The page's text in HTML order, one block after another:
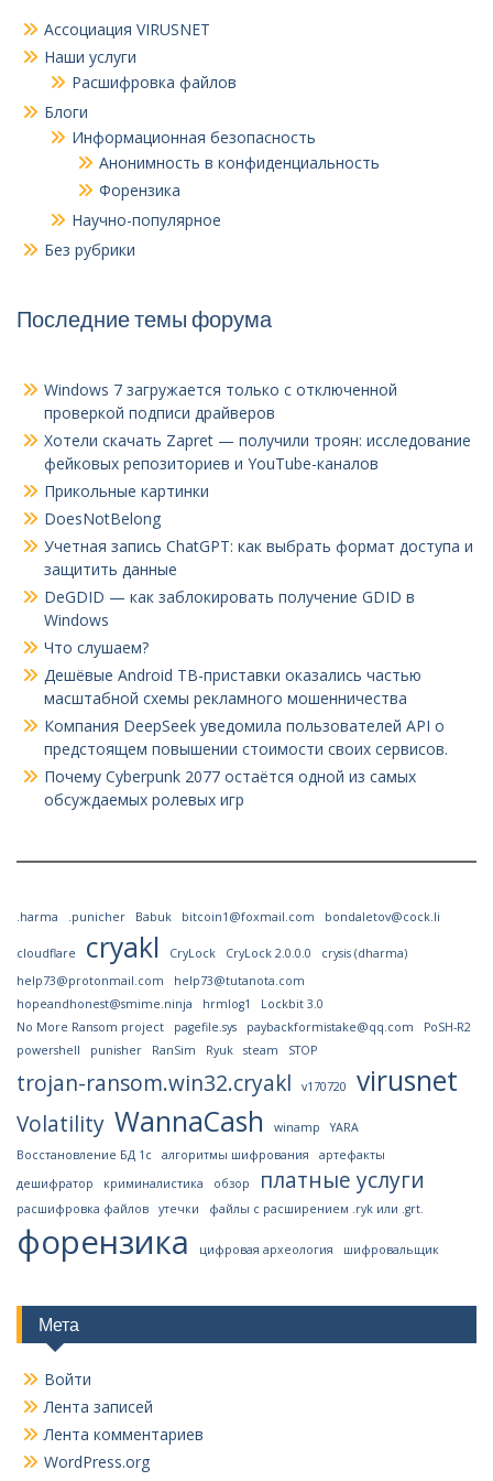
Ассоциация VIRUSNET
Наши услуги
Расшифровка файлов
Блоги
Информационная безопасность
Анонимность в конфиденциальность
Форензика
Научно-популярное
Без рубрики
Последние темы форума
Windows 7 загружается только с отключенной
проверкой подписи драйверов
Хотели скачать Zapret — получили троян: исследование
фейковых репозиториев и YouTube-каналов
Прикольные картинки
DoesNotBelong
Учетная запись ChatGPT: как выбрать формат доступа и
защитить данные
DeGDID — как заблокировать получение GDID в
Windows
Что слушаем?
Дешёвые Android ТВ-приставки оказались частью
масштабной схемы рекламного мошенничества
Компания DeepSeek уведомила пользователей API о
предстоящем повышении стоимости своих сервисов.
Почему Cyberpunk 2077 остаётся одной из самых
обсуждаемых ролевых игр
.harma .punicher Babuk bitcoin1@foxmail.com bondaletov@cock.li
cloudflare cryakl CryLock CryLock 2.0.0.0
crysis (dharma)
help73@protonmail.com
help73@tutanota.com
hopeandhonest@smime.ninja
hrmlog1
Lockbit 3.0
No More Ransom project
pagefile.sys paybackformistake@qq.com
PoSH-R2
powershell
punisher RanSim Ryuk steam STOP
trojan-ransom.win32.cryakl v170720 virusnet
Volatility WannaCash winamp
YARA
Восстановление БД 1с
алгоритмы шифрования
артефакты
дешифратор
криминалистика обзор платные услуги
расшифровка файлов утечки файлы с расширением .ryk или .grt.
форензика цифровая археология шифровальщик
Мета
Войти
Лента записей
Лента комментариев
WordPress.org